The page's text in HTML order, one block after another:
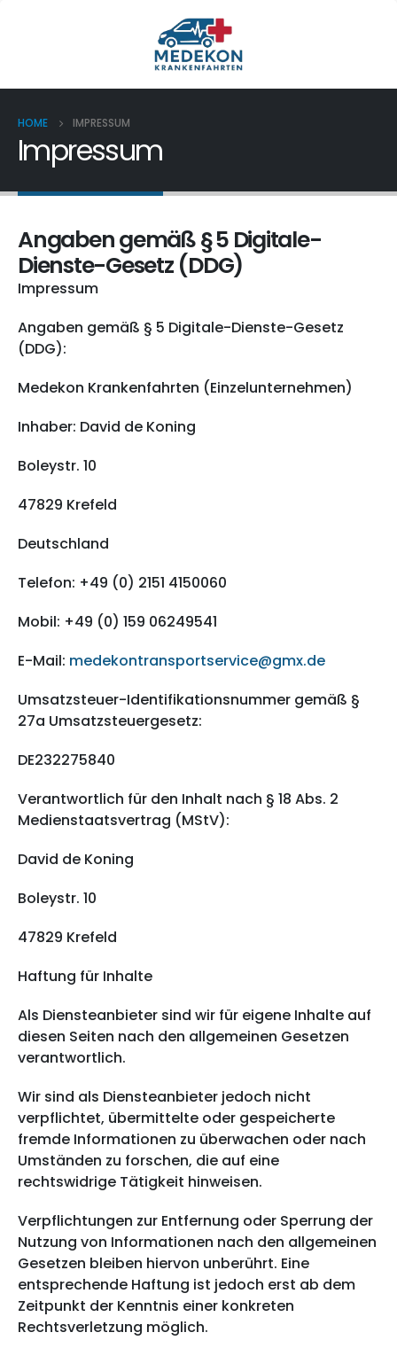
HOME IMPRESSUM
Impressum
Angaben gemäß § 5 Digitale-
Dienste-Gesetz (DDG)
Impressum
Angaben gemäß § 5 Digitale-Dienste-Gesetz
(DDG):
Medekon Krankenfahrten (Einzelunternehmen)
Inhaber: David de Koning
Boleystr. 10
47829 Krefeld
Deutschland
Telefon: +49 (0) 2151 4150060
Mobil: +49 (0) 159 06249541
E-Mail: medekontransportservice@gmx.de
Umsatzsteuer-Identifikationsnummer gemäß §
27a Umsatzsteuergesetz:
DE232275840
Verantwortlich für den Inhalt nach § 18 Abs. 2
Medienstaatsvertrag (MStV):
David de Koning
Boleystr. 10
47829 Krefeld
Haftung für Inhalte
Als Diensteanbieter sind wir für eigene Inhalte auf
diesen Seiten nach den allgemeinen Gesetzen
verantwortlich.
Wir sind als Diensteanbieter jedoch nicht
verpflichtet, übermittelte oder gespeicherte
fremde Informationen zu überwachen oder nach
Umständen zu forschen, die auf eine
rechtswidrige Tätigkeit hinweisen.
Verpflichtungen zur Entfernung oder Sperrung der
Nutzung von Informationen nach den allgemeinen
Gesetzen bleiben hiervon unberührt. Eine
entsprechende Haftung ist jedoch erst ab dem
Zeitpunkt der Kenntnis einer konkreten
Rechtsverletzung möglich.